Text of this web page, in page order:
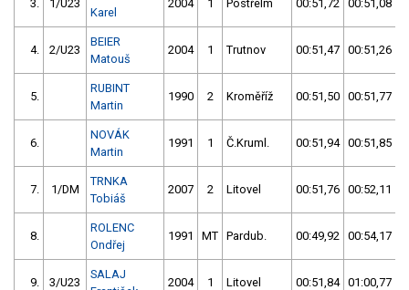
3. 1/U23
Karel
2004 1 Postřelm 00:51,72 00:51,08
4. 2/U23
BEIER
Matouš
2004 1 Trutnov 00:51,47 00:51,26
5.
RUBINT
Martin
1990 2 Kroměříž 00:51,50 00:51,77
6.
NOVÁK
Martin
1991 1 Č.Kruml. 00:51,94 00:51,85
7. 1/DM
TRNKA
Tobiáš
2007 2 Litovel 00:51,76 00:52,11
8.
ROLENC
Ondřej
1991 MT Pardub. 00:49,92 00:54,17
9. 3/U23
SALAJ
2004 1 Litovel 00:51,84 01:00,77